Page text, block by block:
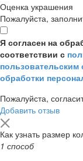
Оценка украшения
Пожалуйста,
Я согласен на
соответствии с
пользовательским
обработки
Пожалуйста,
Добавить отзыв
Как узнать размер
1 способ